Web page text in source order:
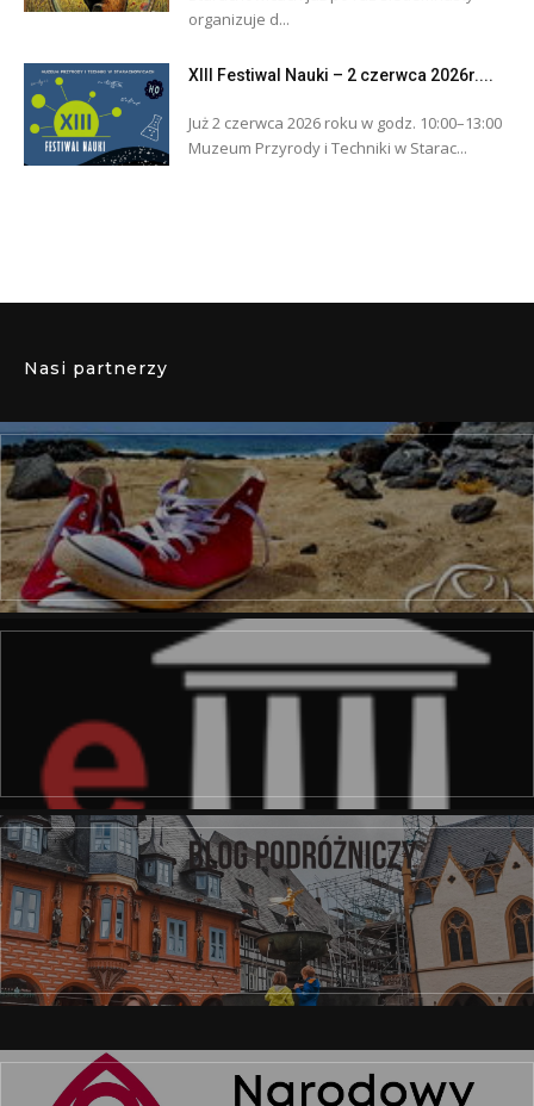
organizuje d...
XIII Festiwal Nauki – 2 czerwca 2026r....
Już 2 czerwca 2026 roku w godz. 10:00–13:00
Muzeum Przyrody i Techniki w Starac...
Nasi partnerzy